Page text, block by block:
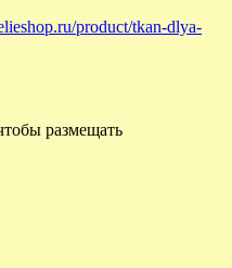
product/tkan-dlya-
размещать